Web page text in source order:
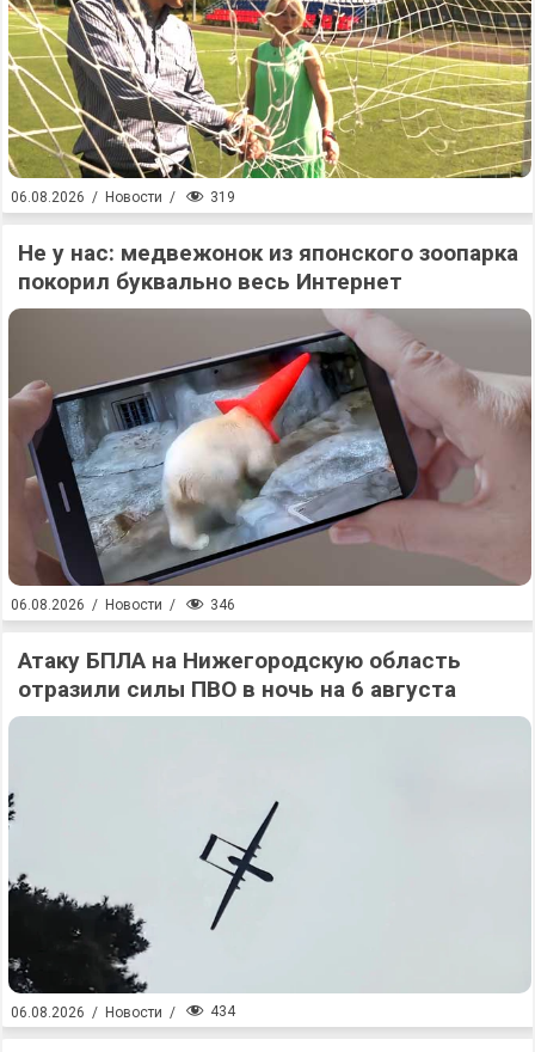
06.08.2026 / Новости / 319
Не у нас: медвежонок из японского зоопарка
покорил буквально весь Интернет
06.08.2026 / Новости / 346
Атаку БПЛА на Нижегородскую область
отразили силы ПВО в ночь на 6 августа
06.08.2026 / Новости / 434